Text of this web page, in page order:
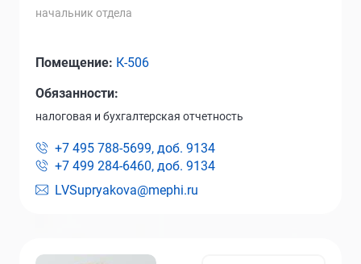
начальник отдела
LVSupryakova@mephi.ru
Помещение: К-506
Обязанности:
налоговая и бухгалтерская отчетность
+7 495 788-5699, доб. 9134
+7 499 284-6460, доб. 9134